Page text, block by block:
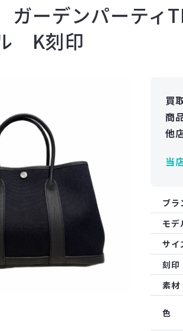
ガーデンパーテ
K刻印
買
商
他
当
ブラ
モデ
サイ
刻印
素材
色